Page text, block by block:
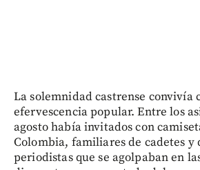
La solemnidad castrense convivía
efervescencia popular. Entre los
agosto había invitados con
Colombia, familiares de cadetes y
periodistas que se agolpaban en